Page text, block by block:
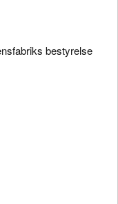
bestyrelse